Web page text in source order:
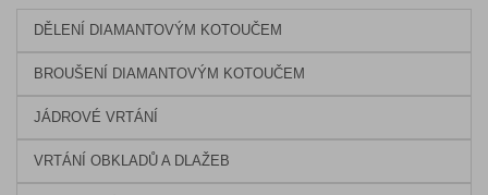
DĚLENÍ DIAMANTOVÝM KOTOUČEM
BROUŠENÍ DIAMANTOVÝM KOTOUČEM
JÁDROVÉ VRTÁNÍ
VRTÁNÍ OBKLADŮ A DLAŽEB